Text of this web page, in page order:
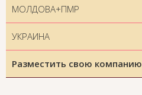
МОЛДОВА+ПМР
УКРАИНА
Разместить свою компанию